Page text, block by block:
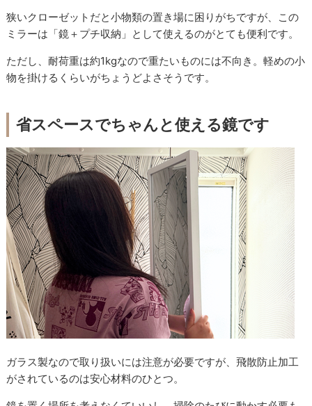
狭いクローゼットだと小物類の置き場に困りがちですが、この
ミラーは「鏡＋プチ収納」として使えるのがとても便利です。
ただし、耐荷重は約1kgなので重たいものには不向き。軽めの小
物を掛けるくらいがちょうどよさそうです。
省スペースでちゃんと使える鏡です
ガラス製なので取り扱いには注意が必要ですが、飛散防止加工
がされているのは安心材料のひとつ。